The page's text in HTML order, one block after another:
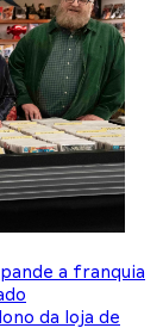
a franquia
da loja de